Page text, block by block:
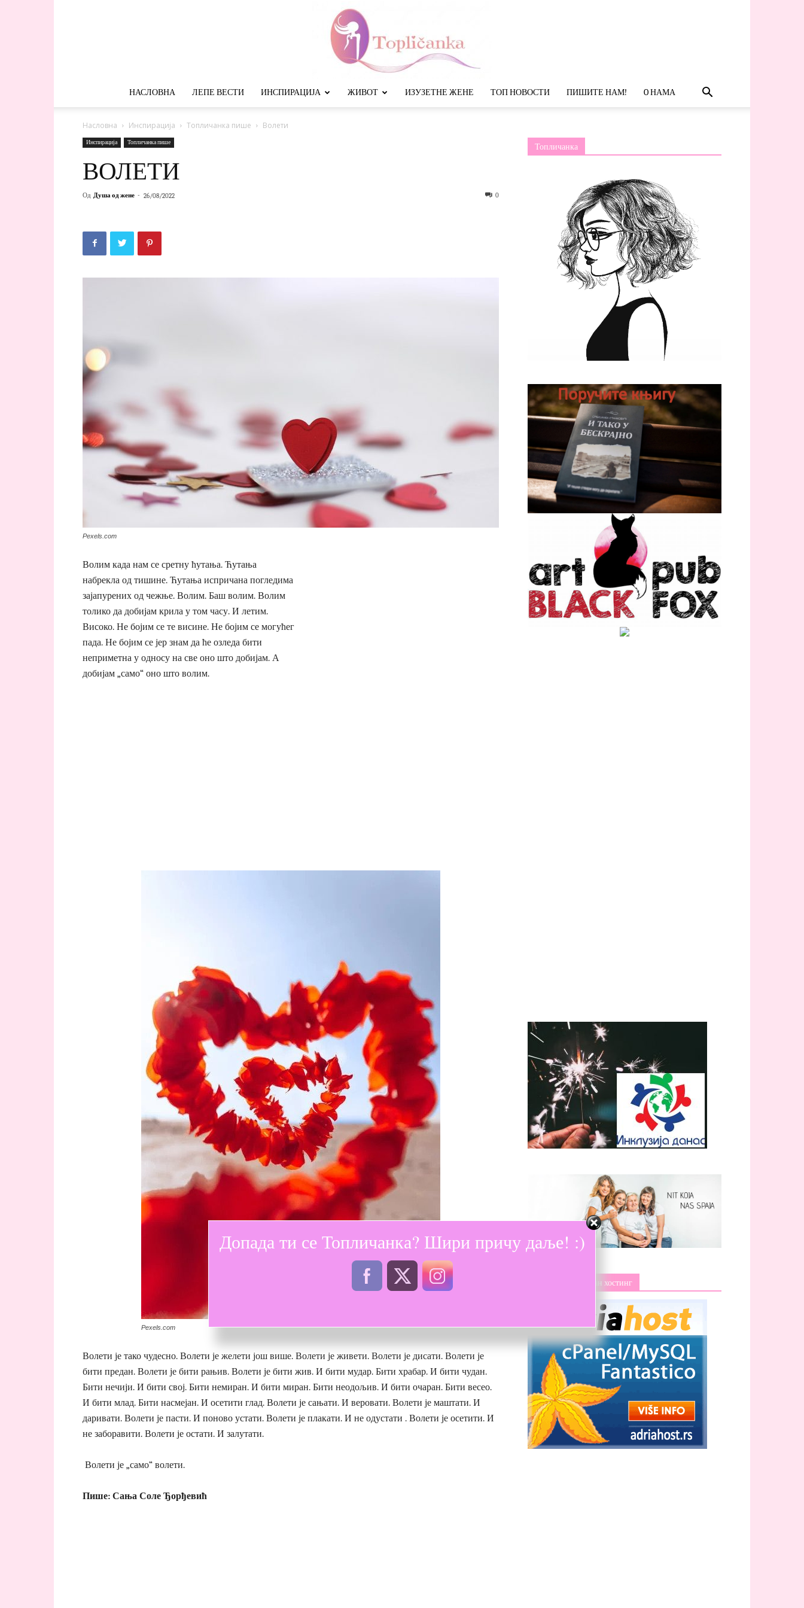
НАСЛОВНА ЛЕПЕ ВЕСТИ ИНСПИРАЦИЈА ЖИВОТ ИЗУЗЕТНЕ ЖЕНЕ ТОП НОВОСТИ ПИШИТЕ НАМ! O НАМА
Насловна Инспирација Топличанка пише Волети
Инспирација Топличанка пише
ВОЛЕТИ
Од Душа од жене - 26/08/2022 0
Pexels.com
Волим када нам се сретну ћутања. Ћутања
набрекла од тишине. Ћутања испричана погледима
зајапурених од чежње. Волим. Баш волим. Волим
толико да добијам крила у том часу. И летим.
Високо. Не бојим се те висине. Не бојим се могућег
пада. Не бојим се јер знам да ће озледа бити
неприметна у односу на све оно што добијам. А
добијам „само“ оно што волим.
Pexels.com
Волети је тако чудесно. Волети је желети још више. Волети је живети. Волети је дисати. Волети је
бити предан. Волети је бити рањив. Волети је бити жив. И бити мудар. Бити храбар. И бити чудан.
Бити нечији. И бити свој. Бити немиран. И бити миран. Бити неодољив. И бити очаран. Бити весео.
И бити млад. Бити насмејан. И осетити глад. Волети је сањати. И веровати. Волети је маштати. И
даривати. Волети је пасти. И поново устати. Волети је плакати. И не одустати . Волети је осетити. И
не заборавити. Волети је остати. И залутати.
Волети је „само“ волети.
Пише: Сања Соле Ђорђевић
Топличанка
Изаберите поуздан хостинг
Допада ти се Топличанка? Шири причу даље! :)